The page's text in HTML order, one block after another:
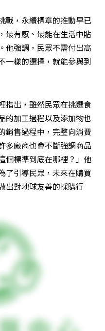
戰，永續標章的推動早已
最有感、最能在生活中貼
他強調，民眾不需付出高
一樣的選擇，就能參與到
指出，雖然民眾在挑選食
的加工過程以及添加物也
銷售過程中，完整向消費
多廠商也會不斷強調商品
個標準到底在哪裡？」他
了引導民眾，未來在購買
出對地球友善的採購行